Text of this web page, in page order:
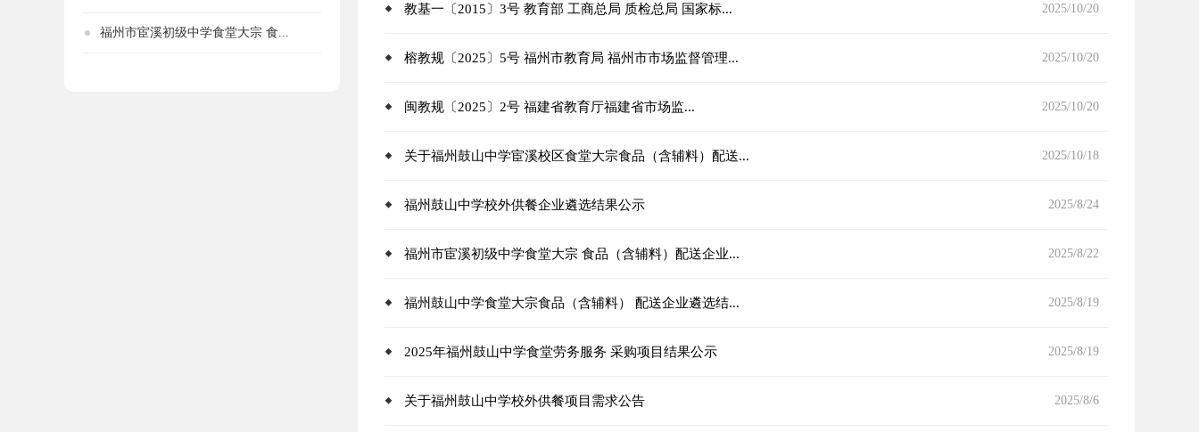
福州市宦溪初级中学食堂大宗 食...
教基一〔2015〕3号 教育部 工商总局 质检总局 国家标... 2025/10/20
榕教规〔2025〕5号 福州市教育局 福州市市场监督管理... 2025/10/20
闽教规​〔2025〕2号 福建省教育厅福建省市场监... 2025/10/20
关于福州鼓山中学宦溪校区食堂大宗食品（含辅料）配送... 2025/10/18
福州鼓山中学校外供餐企业遴选结果公示 2025/8/24
福州市宦溪初级中学食堂大宗 食品（含辅料）配送企业... 2025/8/22
福州鼓山中学食堂大宗食品（含辅料） 配送企业遴选结... 2025/8/19
2025年福州鼓山中学食堂劳务服务 采购项目结果公示 2025/8/19
关于福州鼓山中学校外供餐项目需求公告 2025/8/6